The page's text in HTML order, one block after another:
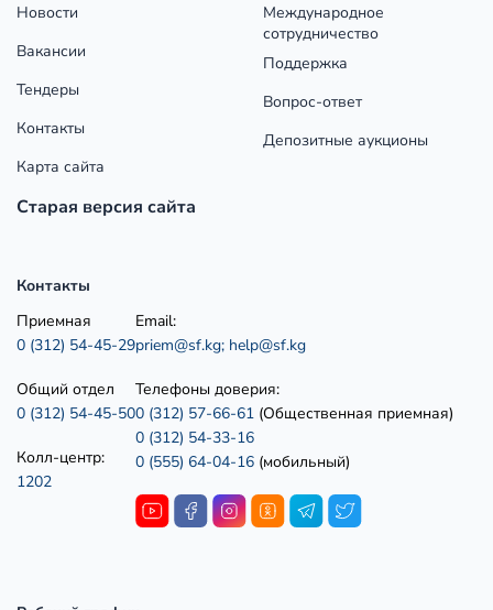
Новости
Вакансии
Тендеры
Контакты
Карта сайта
Старая версия сайта
Международное
сотрудничество
Поддержка
Вопрос-ответ
Депозитные аукционы
Контакты
Приемная
0 (312) 54-45-29
Общий отдел
0 (312) 54-45-50
Колл-центр:
1202
Email:
priem@sf.kg; help@sf.kg
Телефоны доверия:
0 (312) 57-66-61 (Общественная приемная)
0 (312) 54-33-16
0 (555) 64-04-16 (мобильный)